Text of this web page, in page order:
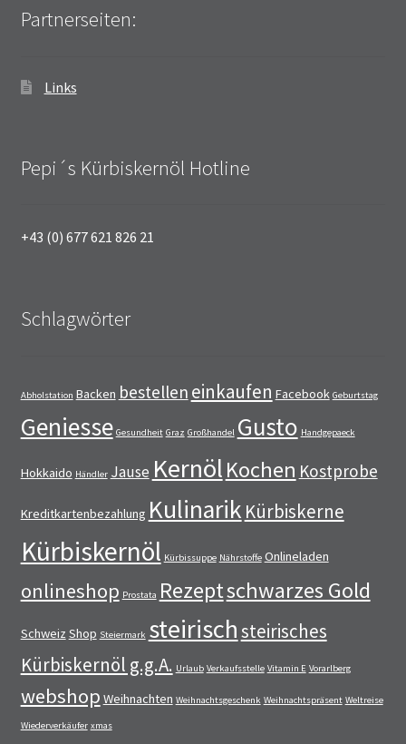
Partnerseiten:
Links
Pepi´s Kürbiskernöl Hotline
+43 (0) 677 621 826 21
Schlagwörter
Abholstation Backen bestellen einkaufen Facebook Geburtstag
Geniesse Gesundheit Graz Großhandel Gusto Handgepaeck
Hokkaido Händler Jause KernölKochen Kostprobe
Kreditkartenbezahlung Kulinarik Kürbiskerne
Kürbiskernöl Kürbissuppe Nährstoffe Onlineladen
onlineshop Prostata Rezeptschwarzes Gold
Schweiz Shop Steiermark steirischsteirisches
Kürbiskernöl g.g.A. Urlaub Verkaufsstelle Vitamin E Vorarlberg
webshop Weihnachten Weihnachtsgeschenk Weihnachtspräsent Weltreise
Wiederverkäufer xmas